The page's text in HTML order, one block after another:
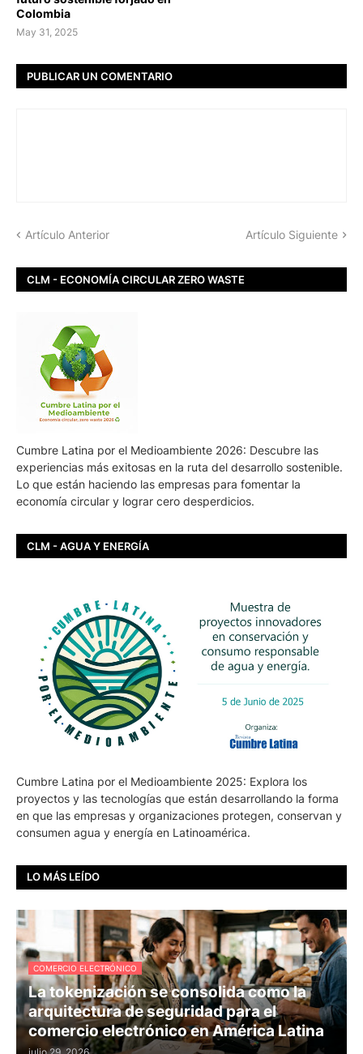
Colombia
May 31, 2025
PUBLICAR UN COMENTARIO
Artículo Anterior Artículo Siguiente
CLM - ECONOMÍA CIRCULAR ZERO WASTE
Cumbre Latina por el Medioambiente 2026: Descubre las
experiencias más exitosas en la ruta del desarrollo sostenible.
Lo que están haciendo las empresas para fomentar la
economía circular y lograr cero desperdicios.
CLM - AGUA Y ENERGÍA
Cumbre Latina por el Medioambiente 2025: Explora los
proyectos y las tecnologías que están desarrollando la forma
en que las empresas y organizaciones protegen, conservan y
consumen agua y energía en Latinoamérica.
LO MÁS LEÍDO
COMERCIO ELECTRÓNICO
La tokenización se consolida como la
arquitectura de seguridad para el
comercio electrónico en América Latina